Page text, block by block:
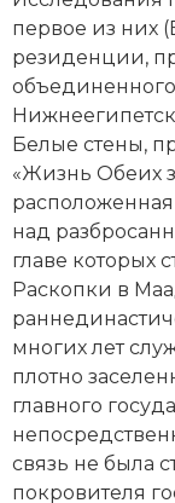
Специальные
СССР
Южная
первое из них
резиденции,
объединенного
Белые стены,
«Жизнь Обеих
над
главе которых
Раскопки в
многих лет
плотно
главного
связь не была
покровителя